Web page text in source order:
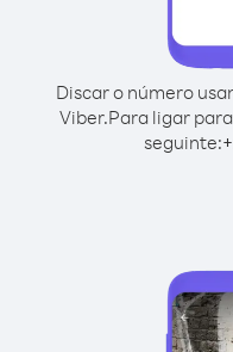
Discar o número
Viber.Para ligar
seguinte:+